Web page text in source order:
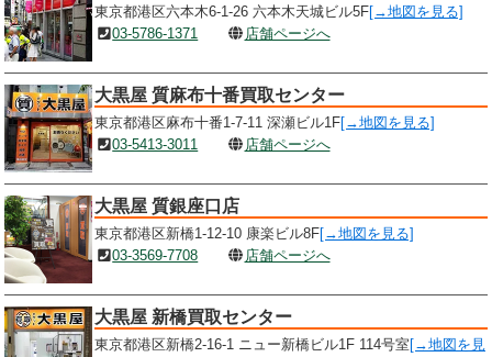
東京都港区六本木6-1-26 六本木天城ビル5F[→地図を見る]
03-5786-1371
店舗ページへ
大黒屋 質麻布十番買取センター
東京都港区麻布十番1-7-11 深瀬ビル1F[→地図を見る]
03-5413-3011
店舗ページへ
大黒屋 質銀座口店
東京都港区新橋1-12-10 康楽ビル8F[→地図を見る]
03-3569-7708
店舗ページへ
大黒屋 新橋買取センター
東京都港区新橋2-16-1 ニュー新橋ビル1F 114号室 [→地図を見